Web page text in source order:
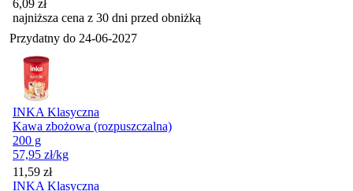
6,09 zł
najniższa cena z 30 dni przed obniżką
Przydatny do 24-06-2027
INKA Klasyczna
Kawa zbożowa (rozpuszczalna)
200 g
57,95 zł/kg
Cena
11,59 zł
INKA Klasyczna